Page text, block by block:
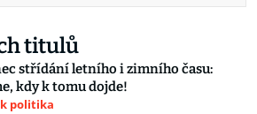
titulů
střídání letního i zimního času:
kdy k tomu dojde!
politika